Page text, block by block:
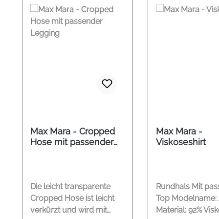
Max Mara - Cropped
Hose mit passender
Die leicht transparente
Cropped Hose ist leicht
verkürzt und wird mit
Max Mara -
Viskoseshirt
Rundhals Mit
Top Modelname:
Material: 92%